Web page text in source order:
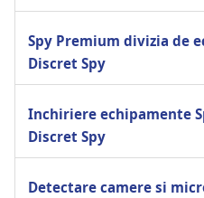
Spy Premium divizia de
Discret Spy
Inchiriere echipamente
Discret Spy
Detectare camere si